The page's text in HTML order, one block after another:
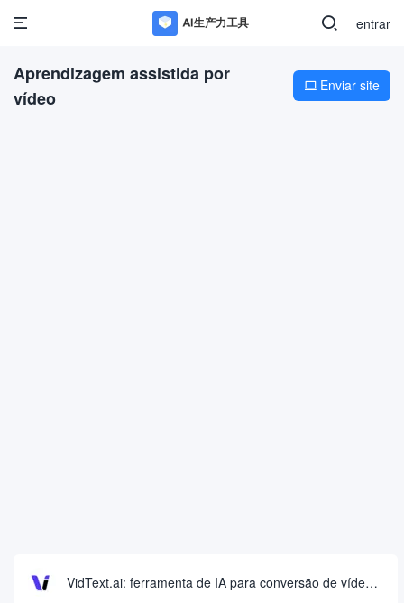
entrar
Aprendizagem assistida por
vídeo
 Enviar site
VidText.ai: ferramenta de IA para conversão de vídeo e áudio em texto e mapas mentais